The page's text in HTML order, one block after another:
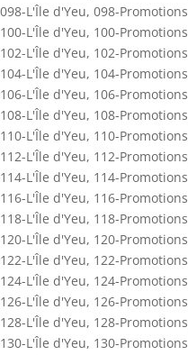
098-L'Île d'Yeu, 098-Promotions
100-L'Île d'Yeu, 100-Promotions
102-L'Île d'Yeu, 102-Promotions
104-L'Île d'Yeu, 104-Promotions
106-L'Île d'Yeu, 106-Promotions
108-L'Île d'Yeu, 108-Promotions
110-L'Île d'Yeu, 110-Promotions
112-L'Île d'Yeu, 112-Promotions
114-L'Île d'Yeu, 114-Promotions
116-L'Île d'Yeu, 116-Promotions
118-L'Île d'Yeu, 118-Promotions
120-L'Île d'Yeu, 120-Promotions
122-L'Île d'Yeu, 122-Promotions
124-L'Île d'Yeu, 124-Promotions
126-L'Île d'Yeu, 126-Promotions
128-L'Île d'Yeu, 128-Promotions
130-L'Île d'Yeu, 130-Promotions